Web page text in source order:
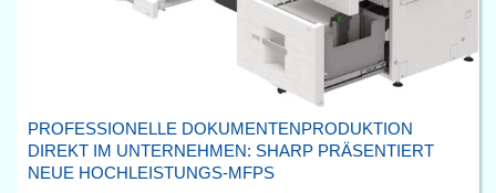
PROFESSIONELLE DOKUMENTENPRODUKTION
DIREKT IM UNTERNEHMEN: SHARP PRÄSENTIERT
NEUE HOCHLEISTUNGS-MFPS